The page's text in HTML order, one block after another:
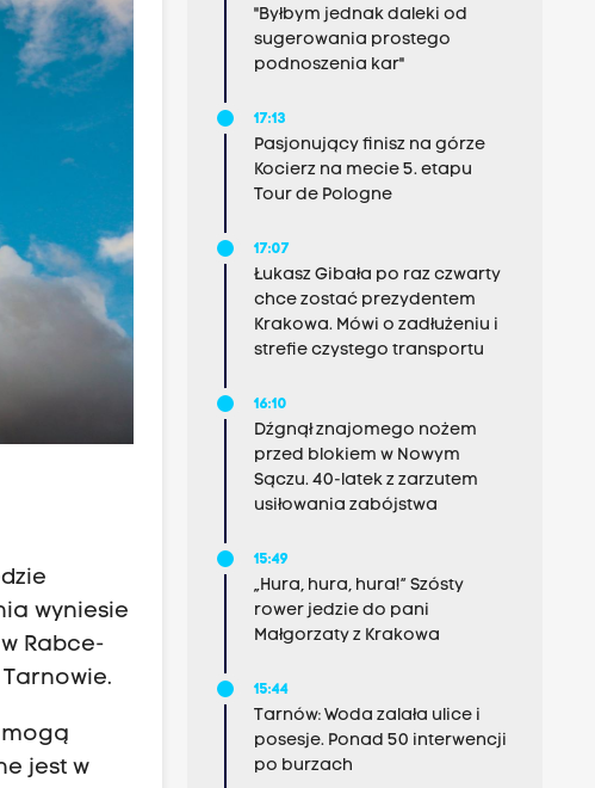
wyniesie
Rabce-
mogą
jest w
"Byłbym jednak daleki od
sugerowania prostego
podnoszenia kar"
17:13
Pasjonujący finisz na górze
Kocierz na mecie 5. etapu
Tour de Pologne
17:07
Łukasz Gibała po raz czwarty
chce zostać prezydentem
Krakowa. Mówi o zadłużeniu i
strefie czystego transportu
16:10
Dźgnął znajomego nożem
przed blokiem w Nowym
Sączu. 40-latek z zarzutem
usiłowania zabójstwa
15:49
„Hura, hura, hura!” Szósty
rower jedzie do pani
Małgorzaty z Krakowa
15:44
Tarnów: Woda zalała ulice i
posesje. Ponad 50 interwencji
po burzach